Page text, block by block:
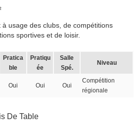
usage des clubs, de compétitions
sportives et de loisir.
Pratica
ble
Pratiqu
ée
Salle
Spé.
Niveau
Oui Oui Oui
Compétition
régionale
De Table